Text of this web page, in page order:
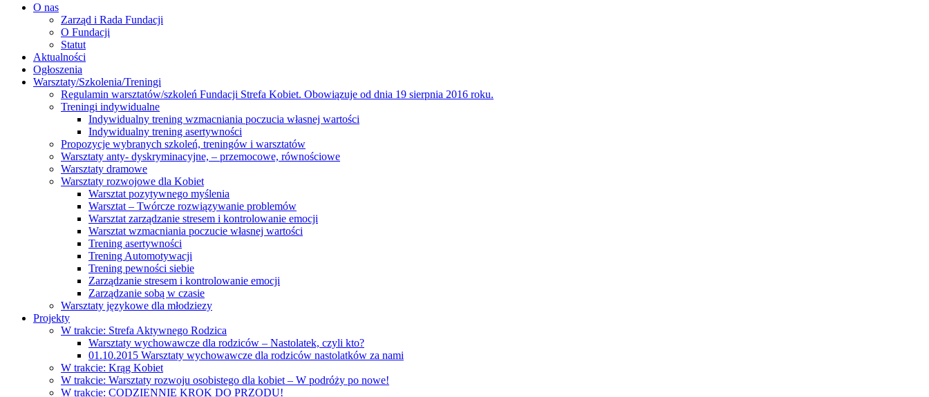
O nas
Zarząd i Rada Fundacji
O Fundacji
Statut
Aktualności
Ogłoszenia
Warsztaty/Szkolenia/Treningi
Regulamin warsztatów/szkoleń Fundacji Strefa Kobiet. Obowiązuje od dnia 19 sierpnia 2016 roku.
Treningi indywidualne
Indywidualny trening wzmacniania poczucia własnej wartości
Indywidualny trening asertywności
Propozycje wybranych szkoleń, treningów i warsztatów
Warsztaty anty- dyskryminacyjne, – przemocowe, równościowe
Warsztaty dramowe
Warsztaty rozwojowe dla Kobiet
Warsztat pozytywnego myślenia
Warsztat – Twórcze rozwiązywanie problemów
Warsztat zarządzanie stresem i kontrolowanie emocji
Warsztat wzmacniania poczucie własnej wartości
Trening asertywności
Trening Automotywacji
Trening pewności siebie
Zarządzanie stresem i kontrolowanie emocji
Zarządzanie sobą w czasie
Warsztaty językowe dla młodziezy
Projekty
W trakcie: Strefa Aktywnego Rodzica
Warsztaty wychowawcze dla rodziców – Nastolatek, czyli kto?
01.10.2015 Warsztaty wychowawcze dla rodziców nastolatków za nami
W trakcie: Krąg Kobiet
W trakcie: Warsztaty rozwoju osobistego dla kobiet – W podróży po nowe!
W trakcie: CODZIENNIE KROK DO PRZODU!